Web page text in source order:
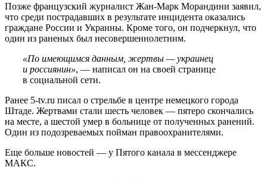
Позже французский журналист Жан-Марк Морандини заявил,
что среди пострадавших в результате инцидента оказались
граждане России и Украины. Кроме того, он подчеркнул, что
один из раненых был несовершеннолетним.
«По имеющимся данным, жертвы — украинец
и россиянин», — написал он на своей странице
в социальной сети.
Ранее 5-tv.ru писал о стрельбе в центре немецкого города
Штаде. Жертвами стали шесть человек — пятеро скончались
на месте, а шестой умер в больнице от полученных ранений.
Один из подозреваемых пойман правоохранителями.
Еще больше новостей — у Пятого канала в мессенджере
МАКС.